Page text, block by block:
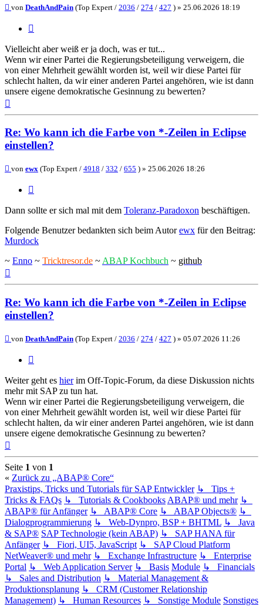
Beitrag
von DeathAndPain (Top Expert / 2036 / 274 / 427 ) » 25.06.2026 18:19
Vielleicht aber weiß er ja doch, was er tut...
Wenn wir einer Partei die Regierungsbeteiligung verweigern, die
von einer Mehrheit gewählt worden ist, weil wir diese Partei für
schlecht halten, da wir einer anderen Partei angehören, wie ist dann
unsere eigene demokratische Gesinnung zu bewerten?
Re: Wo kann ich die Farbe von *-Zeilen in Eclipse
einstellen?
Beitrag
von ewx (Top Expert / 4918 / 332 / 655 ) » 25.06.2026 18:26
Dann sollte er sich mal mit dem Toleranz-Paradoxon beschäftigen.
Folgende Benutzer bedankten sich beim Autorewx für den Beitrag:
Murdock
~ Enno ~ Tricktresor.de ~ ABAP Kochbuch ~ github
Re: Wo kann ich die Farbe von *-Zeilen in Eclipse
einstellen?
Beitrag
von DeathAndPain (Top Expert / 2036 / 274 / 427 ) » 05.07.2026 11:26
Weiter geht es hierim Off-Topic-Forum, da diese Diskussion nichts
mehr mit SAP zu tun hat.
Wenn wir einer Partei die Regierungsbeteiligung verweigern, die
von einer Mehrheit gewählt worden ist, weil wir diese Partei für
schlecht halten, da wir einer anderen Partei angehören, wie ist dann
unsere eigene demokratische Gesinnung zu bewerten?
Seite 1 von 1
« Zurück zu „ABAP® Core“
Praxistips, Tricks und Tutorials für SAP Entwickler ↳ Tips +
Tricks & FAQs ↳ Tutorials & Cookbooks ABAP® und mehr ↳
ABAP® für Anfänger ↳ ABAP® Core ↳ ABAP Objects® ↳
Dialogprogrammierung ↳ Web-Dynpro, BSP + BHTML ↳ Java
& SAP® SAP Technologie (kein ABAP) ↳ SAP HANA für
Anfänger ↳ Fiori, UI5, JavaScript ↳ SAP Cloud Platform
NetWeaver® und mehr ↳ Exchange Infrastructure ↳ Enterprise
Portal ↳ Web Application Server ↳ Basis Module ↳ Financials
↳ Sales and Distribution ↳ Material Management &
Produktionsplanung ↳ CRM (Customer Relationship
Management) ↳ Human Resources ↳ Sonstige Module Sonstiges